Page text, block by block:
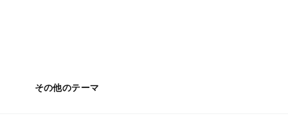
その他のテーマ